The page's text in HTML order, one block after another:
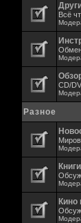
Всё
Обмен
CD/
Разное
Кино